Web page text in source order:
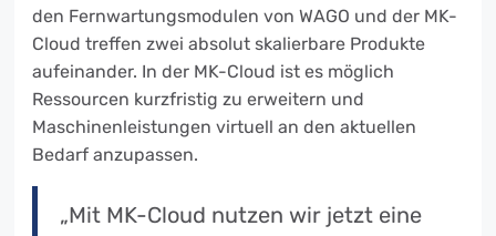
den Fernwartungsmodulen von WAGO und der MK-
Cloud treffen zwei absolut skalierbare Produkte
aufeinander. In der MK-Cloud ist es möglich
Ressourcen kurzfristig zu erweitern und
Maschinenleistungen virtuell an den aktuellen
Bedarf anzupassen.
„Mit MK-Cloud nutzen wir jetzt eine